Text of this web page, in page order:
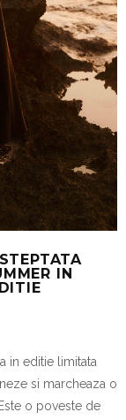
IN
in editie limitata
si marcheaza o
o poveste de